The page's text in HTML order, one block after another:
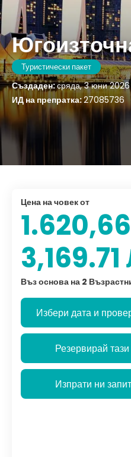
Туристически пакет
Създаден:сряда, 3 юни 2026
ИД на препратка:27085736
цена на човек от
Въз основа на 2
Избери дата и
Резервирай
Изпрати ни